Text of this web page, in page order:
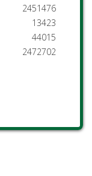
2451476
13423
44015
2472702